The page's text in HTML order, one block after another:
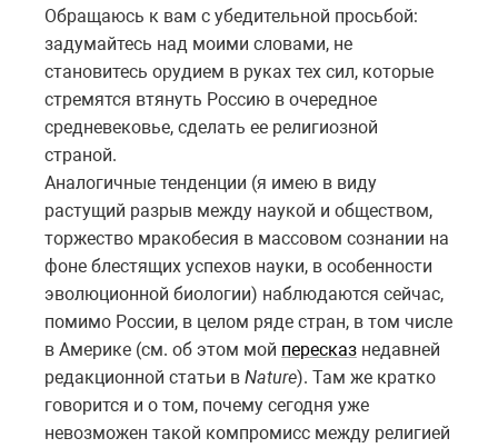
Обращаюсь к вам с убедительной просьбой:
задумайтесь над моими словами, не
становитесь орудием в руках тех сил, которые
стремятся втянуть Россию в очередное
средневековье, сделать ее религиозной
страной.
Аналогичные тенденции (я имею в виду
растущий разрыв между наукой и обществом,
торжество мракобесия в массовом сознании на
фоне блестящих успехов науки, в особенности
эволюционной биологии) наблюдаются сейчас,
помимо России, в целом ряде стран, в том числе
в Америке (см. об этом мой пересказ недавней
редакционной статьи в Nature). Там же кратко
говорится и о том, почему сегодня уже
невозможен такой компромисс между религией